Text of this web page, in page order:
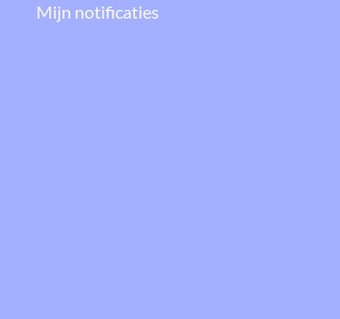
Mijn notificaties